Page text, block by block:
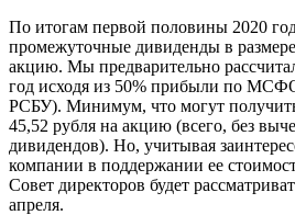
По итогам первой половины 2020
промежуточные дивиденды в
акцию. Мы предварительно
год исходя из 50% прибыли по
РСБУ). Минимум, что могут
45,52 рубля на акцию (всего, без
дивидендов). Но, учитывая
компании в поддержании ее
Совет директоров будет
апреля.